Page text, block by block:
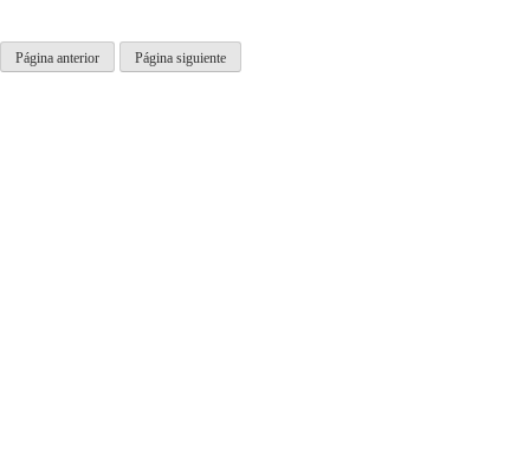
Página anterior Página siguiente